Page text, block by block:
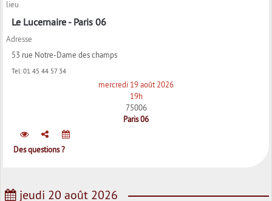
lieu
Le Lucernaire - Paris 06
Adresse
53 rue Notre-Dame des champs
Tel: 01 45 44 57 34
mercredi 19 août 2026
19h
75006
Paris 06
Des questions ?
jeudi 20 août 2026